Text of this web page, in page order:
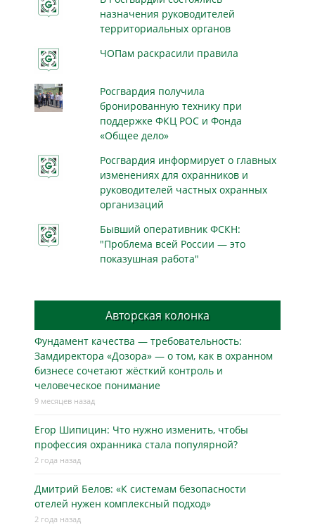
назначения руководителей
территориальных органов
ЧОПам раскрасили правила
Росгвардия получила
бронированную технику при
поддержке ФКЦ РОС и Фонда
«Общее дело»
Росгвардия информирует о главных
изменениях для охранников и
руководителей частных охранных
организаций
Бывший оперативник ФСКН:
"Проблема всей России — это
показушная работа"
Авторская колонка
Фундамент качества — требовательность:
Замдиректора «Дозора» — о том, как в охранном
бизнесe сочетают жёсткий контроль и
человеческое понимание
9 месяцев назад
Егор Шипицин: Что нужно изменить, чтобы
профессия охранника стала популярной?
2 года назад
Дмитрий Белов: «К системам безопасности
отелей нужен комплексный подход»
2 года назад